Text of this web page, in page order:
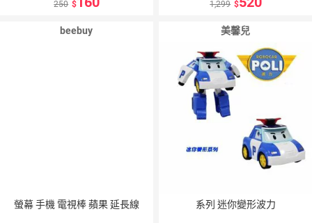
250 1,299
beebuy
螢幕 手機 電視棒 蘋果 延長線
美馨兒
系列 迷你變形波力